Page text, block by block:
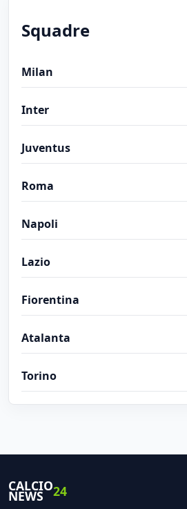
Squadre
Milan
Inter
Juventus
Roma
Napoli
Lazio
Fiorentina
Atalanta
Torino
CALCIO
NEWS 24